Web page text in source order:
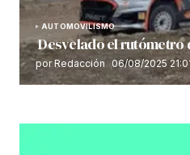
AUTOMOVILISMO
Desvelado el rutómetro
por Redacción 06/08/2025